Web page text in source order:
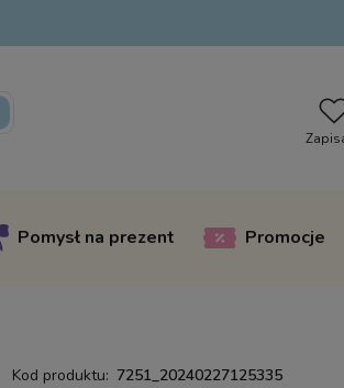
Pomysł na prezent Promocje
Kod produktu: 7251_20240227125335